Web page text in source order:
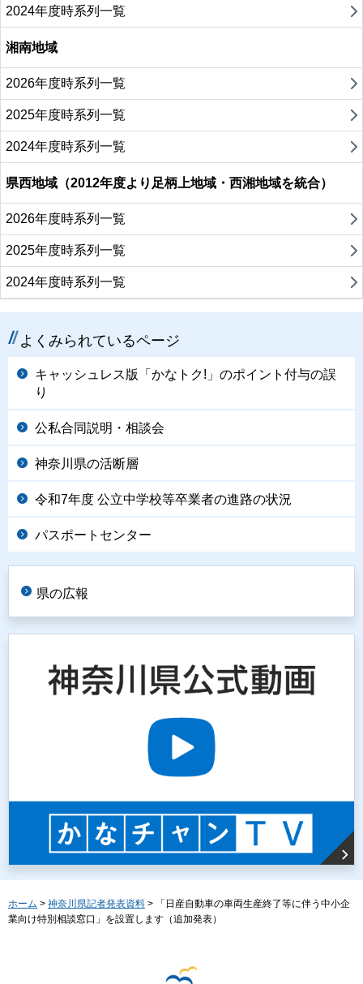
2024年度時系列一覧
湘南地域
2026年度時系列一覧
2025年度時系列一覧
2024年度時系列一覧
県西地域（2012年度より足柄上地域・西湘地域を統合）
2026年度時系列一覧
2025年度時系列一覧
2024年度時系列一覧
よくみられているページ
キャッシュレス版「かなトク!」のポイント付与の誤
り
公私合同説明・相談会
神奈川県の活断層
令和7年度 公立中学校等卒業者の進路の状況
パスポートセンター
県の広報
ホーム > 神奈川県記者発表資料 > 「日産自動車の車両生産終了等に伴う中小企
業向け特別相談窓口」を設置します（追加発表）